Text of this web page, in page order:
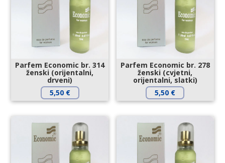
Parfem Economic br. 314
ženski (orijentalni,
drveni)
5,50 €
Parfem Economic br. 278
ženski (cvjetni,
orijentalni, slatki)
5,50 €